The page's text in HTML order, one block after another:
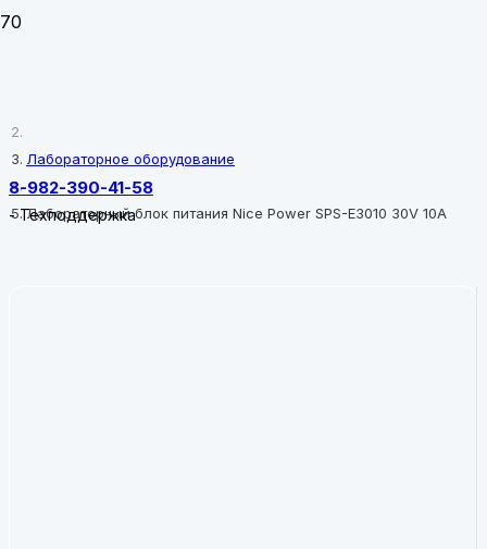
8-982-390-41-58
-Техподдержка
Лабораторное оборудование
Лабораторный блок питания Nice Power SPS-E3010 30V 10A